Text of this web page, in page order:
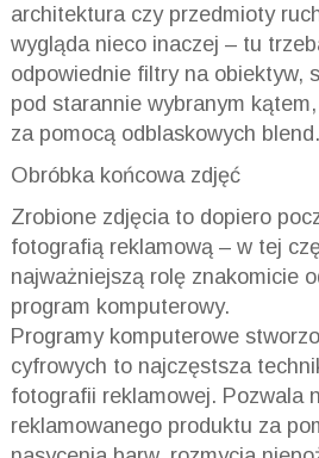
architektura czy przedmioty
wygląda nieco inaczej – tu
odpowiednie filtry na obiektyw,
pod starannie wybranym
za pomocą odblaskowych blend.
Obróbka końcowa zdjęć
Zrobione zdjęcia to dopiero
fotografią reklamową – w tej
najważniejszą rolę znakomicie
program komputerowy.
Programy komputerowe
cyfrowych to najczęstsza
fotografii reklamowej. Pozwala
reklamowanego produktu za